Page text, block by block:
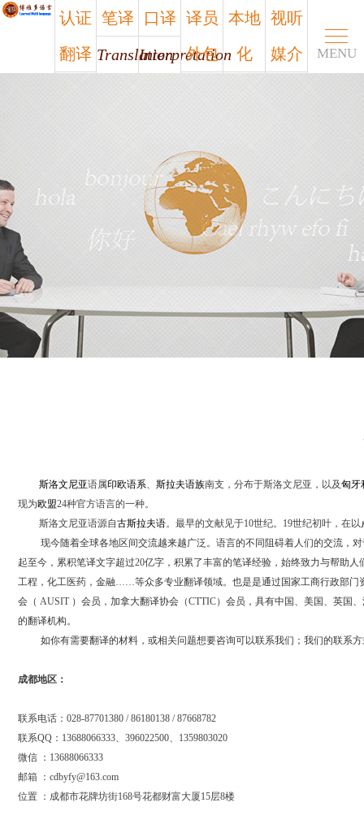
认证
翻译
笔译
Translation
口译
Interpretation
译员
外包
外包
本地
化
化
视听
媒介
MENU
斯洛文尼亚语属印欧语系、 斯拉夫语族南支，分布于斯洛文尼亚，以及匈牙
现为欧盟24种官方语言的一种。
斯洛文尼亚语源自古斯拉夫语。最早的文献见于10世纪。 19世纪初叶，在以
现今随着全球各地区间交流越来越广泛。语言的不同阻碍着人们的交流，
起至今，累积笔译文字超过20亿字，积累了丰富的笔译经验，始终致力与帮助
工程，化工医药，金融……等众多专业翻译领域。也是是通过国家工商行政部
会（ AUSIT ）会员，加拿大翻译协会（CTTIC）会员，具有中国、美国、英国
的翻译机构。
如你有需要翻译的材料，或相关问题想要咨询可以联系我们；我们的联系
成都地区：
联系电话：028-87701380 / 86180138 / 87668782
联系QQ ： 13688066333、396022500、 1359803020
微信 ： 13688066333
邮箱
：cdbyfy@163.com
位置 ：成都市花牌坊街168号花都财富大厦15层8楼